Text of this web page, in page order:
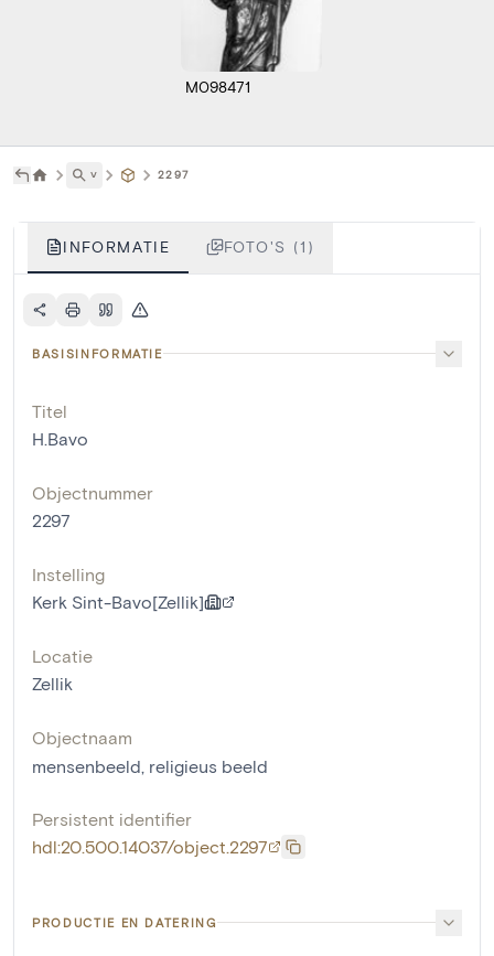
M098471
˅ 2297
INFORMATIE FOTO'S (1)
BASISINFORMATIE
Titel
H.Bavo
Objectnummer
2297
Instelling
Kerk Sint-Bavo[Zellik]
Locatie
Zellik
Objectnaam
mensenbeeld religieus beeld
Persistent identifier
hdl:20.500.14037/object.2297
PRODUCTIE EN DATERING